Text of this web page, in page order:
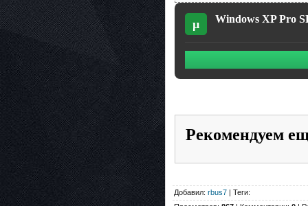
µ Windows XP Pro
Рекомендуем
Добавил: rbus7 | Теги: